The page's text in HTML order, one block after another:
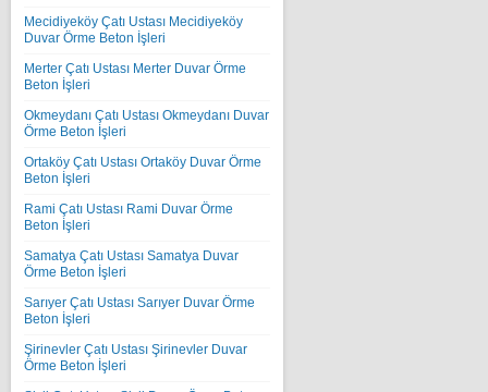
Mecidiyeköy Çatı Ustası Mecidiyeköy
Duvar Örme Beton İşleri
Merter Çatı Ustası Merter Duvar Örme
Beton İşleri
Okmeydanı Çatı Ustası Okmeydanı Duvar
Örme Beton İşleri
Ortaköy Çatı Ustası Ortaköy Duvar Örme
Beton İşleri
Rami Çatı Ustası Rami Duvar Örme
Beton İşleri
Samatya Çatı Ustası Samatya Duvar
Örme Beton İşleri
Sarıyer Çatı Ustası Sarıyer Duvar Örme
Beton İşleri
Şirinevler Çatı Ustası Şirinevler Duvar
Örme Beton İşleri